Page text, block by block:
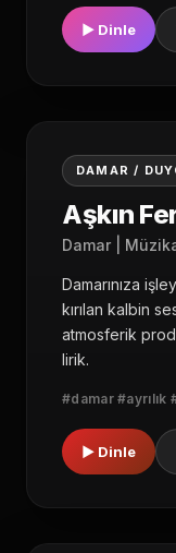
▶ Dinle
02
DAMAR /
Aşkın
Damar |
Damarınıza
kırılan kalbin
atmosferik
lirik.
#damar #ayrılık
▶ Dinle